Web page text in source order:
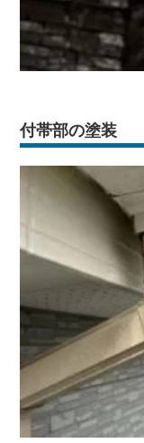
付帯部の塗装